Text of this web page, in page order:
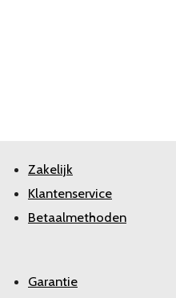
Zakelijk
Klantenservice
Betaalmethoden
Garantie